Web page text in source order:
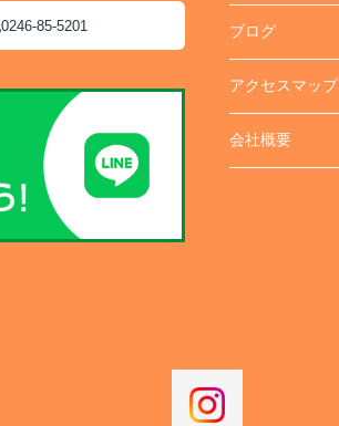
0246-85-5201 ブログ
アクセスマップ
会社概要